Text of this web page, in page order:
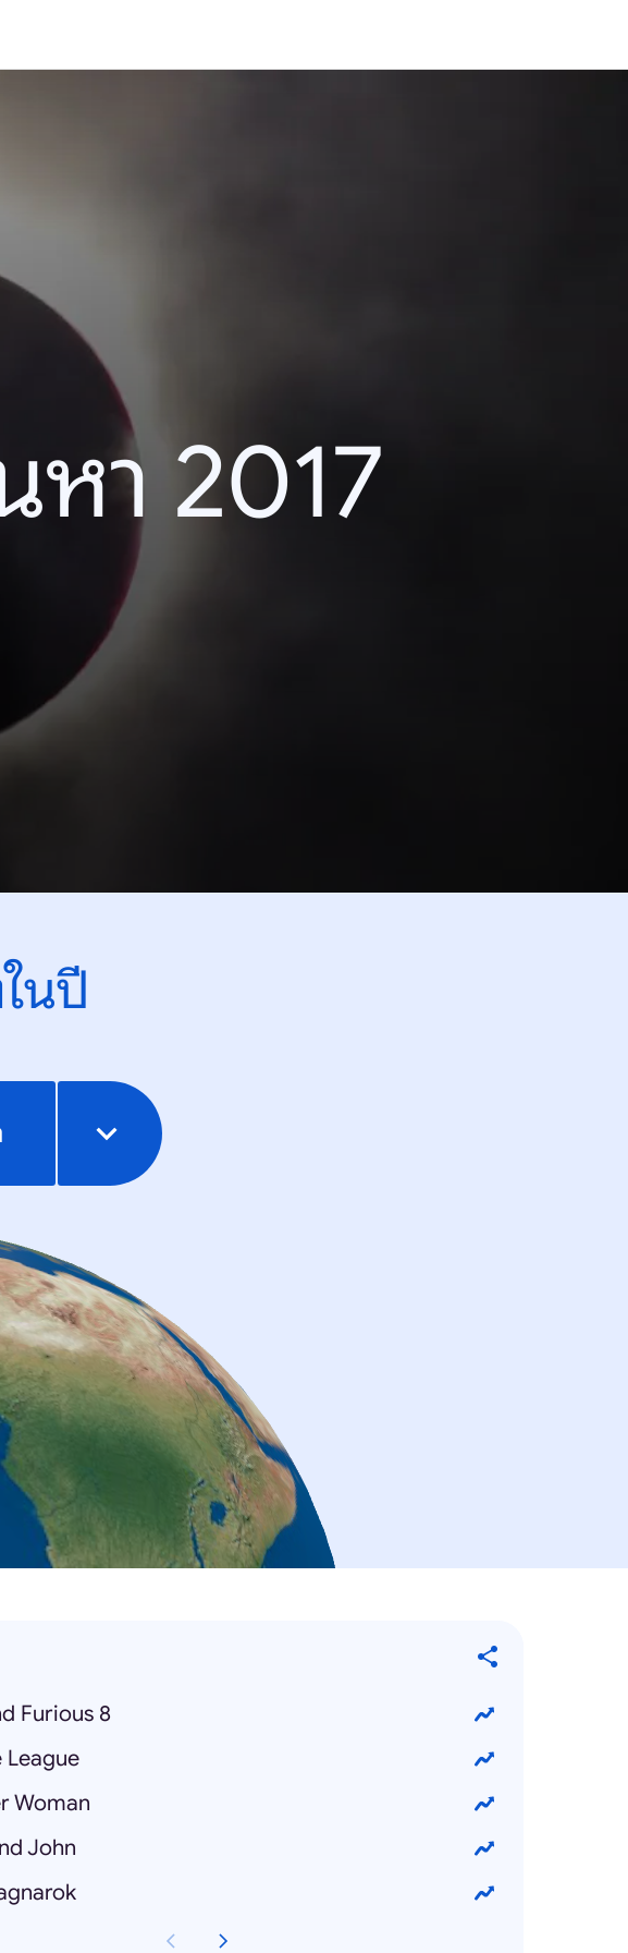
า 2017
นปี
Furious 8
Woman
John